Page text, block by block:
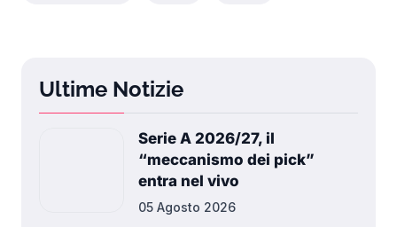
Ultime Notizie
Serie A 2026/27, il
“meccanismo dei pick”
entra nel vivo
05 Agosto 2026